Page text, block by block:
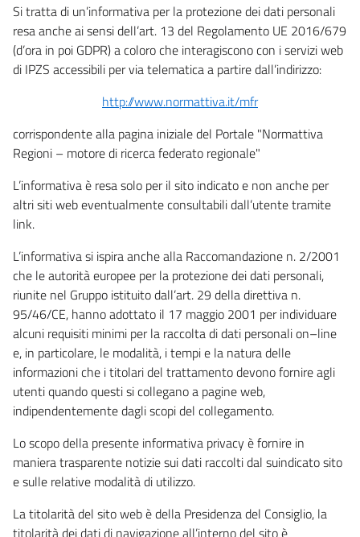
Si tratta di un’informativa per la protezione dei dati personali
resa anche ai sensi dell’art. 13 del Regolamento UE 2016/679
(d’ora in poi GDPR) a coloro che interagiscono con i servizi web
di IPZS accessibili per via telematica a partire dall’indirizzo:
http://www.normattiva.it/mfr
corrispondente alla pagina iniziale del Portale "Normattiva
Regioni – motore di ricerca federato regionale"
L’informativa è resa solo per il sito indicato e non anche per
altri siti web eventualmente consultabili dall’utente tramite
link.
L’informativa si ispira anche alla Raccomandazione n. 2/2001
che le autorità europee per la protezione dei dati personali,
riunite nel Gruppo istituito dall’art. 29 della direttiva n.
95/46/CE, hanno adottato il 17 maggio 2001 per individuare
alcuni requisiti minimi per la raccolta di dati personali on–line
e, in particolare, le modalità, i tempi e la natura delle
informazioni che i titolari del trattamento devono fornire agli
utenti quando questi si collegano a pagine web,
indipendentemente dagli scopi del collegamento.
Lo scopo della presente informativa privacy è fornire in
maniera trasparente notizie sui dati raccolti dal suindicato sito
e sulle relative modalità di utilizzo.
La titolarità del sito web è della Presidenza del Consiglio, la
titolarità dei dati di navigazione all’interno del sito è